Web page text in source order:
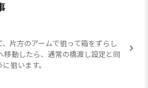
片方のアームで狙って箱をずらし
移動したら、通常の橋渡し設定と同
狙います。